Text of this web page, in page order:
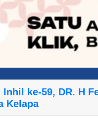
Inhil ke-59, DR. H
Kelapa